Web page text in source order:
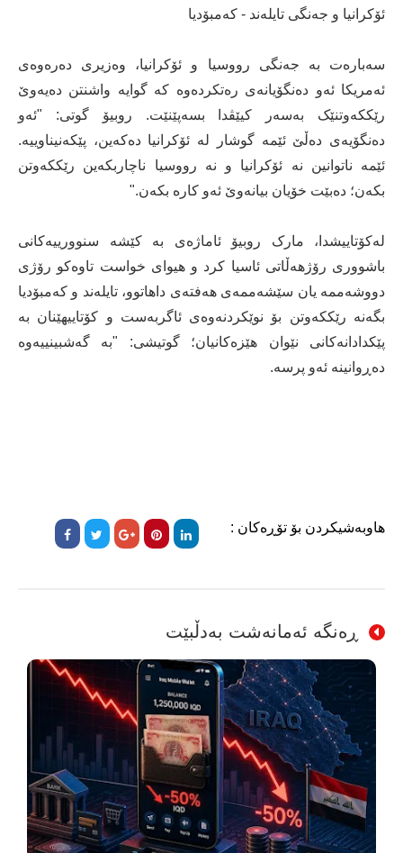
ئۆکرانیا و جەنگی تایلەند - کەمبۆدیا
سەبارەت بە جەنگی رووسیا و ئۆکرانیا، وەزیری دەرەوەی
ئەمریکا ئەو دەنگۆیانەی رەتکردەوە کە گوایە واشنتن دەیەوێ
رێککەوتنێک بەسەر کیێڤدا بسەپێنێت. روبیۆ گوتی: "ئەو
دەنگۆیەی دەڵێ ئێمە گوشار لە ئۆکرانیا دەکەین، پێکەنیناوییە.
ئێمە ناتوانین نە ئۆکرانیا و نە رووسیا ناچاربکەین رێککەوتن
بکەن؛ دەبێت خۆیان بیانەوێ ئەو کارە بکەن."
لەکۆتاییشدا، مارک روبیۆ ئاماژەی بە کێشە سنوورییەکانی
باشووری رۆژهەڵاتی ئاسیا کرد و هیوای خواست تاوەکو رۆژی
دووشەممە یان سێشەممەی هەفتەی داهاتوو، تایلەند و کەمبۆدیا
بگەنە رێککەوتن بۆ نوێکردنەوەی ئاگربەست و کۆتاییهێنان بە
پێکدادانەکانی نێوان هێزەکانیان؛ گوتیشی: "بە گەشبینییەوە
دەڕوانینە ئەو پرسە.
هاوبەشیکردن بۆ تۆڕەکان :
ڕەنگە ئەمانەشت بەدڵبێت